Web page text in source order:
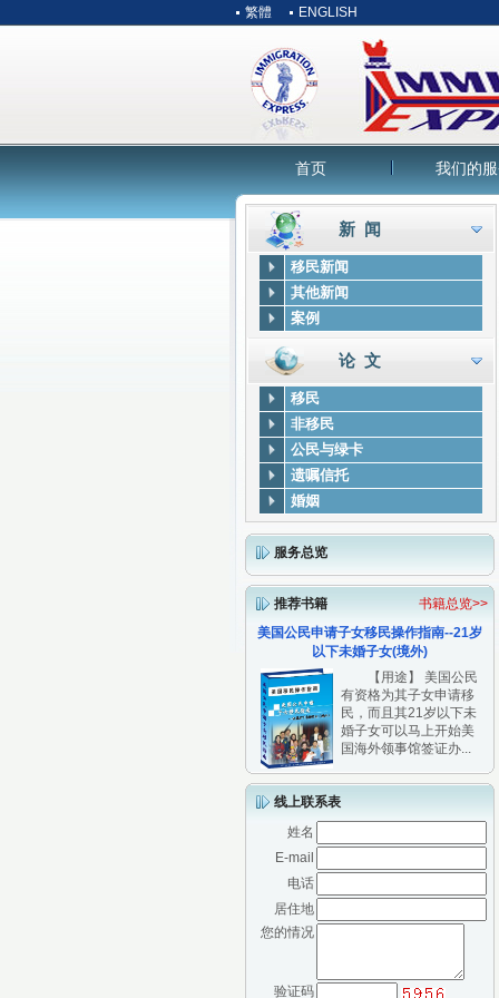
繁體 ENGLISH
首页 我们的
新 闻
移民新闻
其他新闻
案例
论 文
移民
非移民
公民与绿卡
遗嘱信托
婚姻
服务总览
推荐书籍
书籍总览>>
美国公民申请子女移民操作指南--21岁
以下未婚子女(境外)
【用途】 美国公民
有资格为其子女申请移
民，而且其21岁以下未
婚子女可以马上开始美
国海外领事馆签证办...
线上联系表
姓名
E-mail
电话
居住地
您的情况
验证码